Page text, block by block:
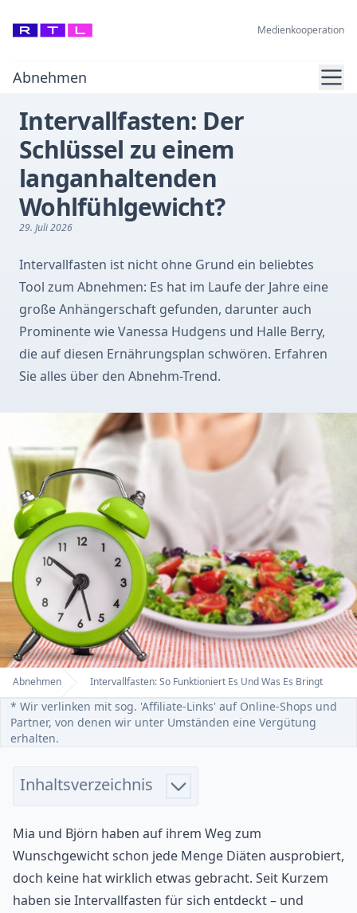
Medienkooperation
Abnehmen
Intervallfasten: Der
Schlüssel zu einem
langanhaltenden
Wohlfühlgewicht?
29. Juli 2026
Intervallfasten ist nicht ohne Grund ein beliebtes
Tool zum Abnehmen: Es hat im Laufe der Jahre eine
große Anhängerschaft gefunden, darunter auch
Prominente wie Vanessa Hudgens und Halle Berry,
die auf diesen Ernährungsplan schwören. Erfahren
Sie alles über den Abnehm-Trend.
Home
Abnehmen Intervallfasten: So Funktioniert Es Und Was Es Bringt
* Wir verlinken mit sog. 'Affiliate-Links' auf Online-Shops und
Partner, von denen wir unter Umständen eine Vergütung
erhalten.
Mia und Björn haben auf ihrem Weg zum
Wunschgewicht schon jede Menge Diäten ausprobiert,
doch keine hat wirklich etwas gebracht. Seit Kurzem
haben sie Intervallfasten für sich entdeckt – und
Inhaltsverzeichnis